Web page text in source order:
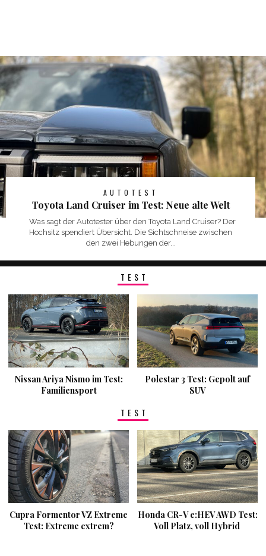
AUTOTEST
Toyota Land Cruiser im Test: Neue alte Welt
Was sagt der Autotester über den Toyota Land Cruiser? Der
Hochsitz spendiert Übersicht. Die Sichtschneise zwischen
den zwei Hebungen der...
TEST
Nissan Ariya Nismo im Test:
Familiensport
Polestar 3 Test: Gepolt auf
SUV
TEST
Cupra Formentor VZ Extreme
Test: Extreme extrem?
Honda CR-V e:HEV AWD Test:
Voll Platz, voll Hybrid